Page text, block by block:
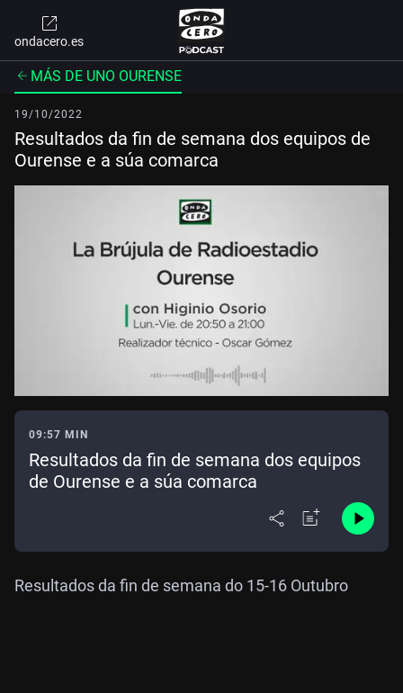
ondacero.es
MÁS DE UNO OURENSE
19/10/2022
Resultados da fin de semana dos equipos de
Ourense e a súa comarca
09:57 MIN
Resultados da fin de semana dos equipos
de Ourense e a súa comarca
Resultados da fin de semana do 15-16 Outubro